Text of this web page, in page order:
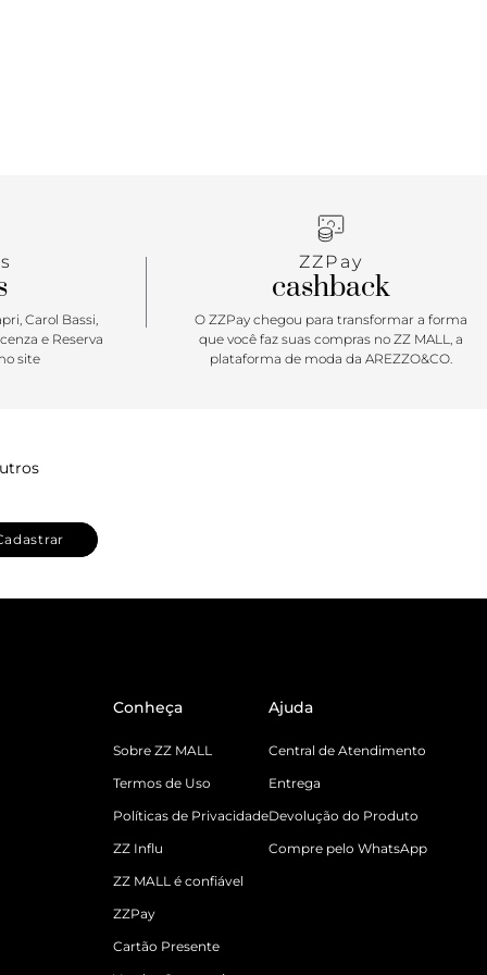
Carol Bassi,
e Reserva
site
ZZPay
cashback
O ZZPay chegou para transformar a forma
que você faz suas compras no ZZ MALL, a
plataforma de moda da AREZZO&CO.
Conheça
Sobre ZZ MALL
Termos de Uso
Políticas de Privacidade
ZZ Influ
ZZ MALL é confiável
ZZPay
Cartão Presente
Ajuda
Central de Atendimento
Entrega
Devolução do Produto
Compre pelo WhatsApp